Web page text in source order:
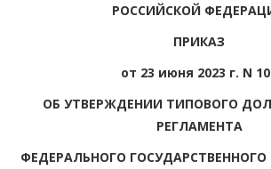
РОССИЙСКОЙ
ПРИКАЗ
от 23 июня 2023 г. N
ОБ УТВЕРЖДЕНИИ ТИПОВОГО
РЕГЛАМЕНТА
ФЕДЕРАЛЬНОГО